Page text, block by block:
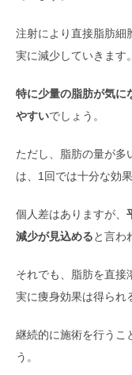
注射により直接脂肪細
実に減少していきます。
特に少量の脂肪が気に
やすいでしょう。
ただし、脂肪の量が多
は、1回では十分な効
個人差はありますが、
減少が見込めると言わ
それでも、脂肪を直接
実に痩身効果は得られ
継続的に施術を行うこ
う。